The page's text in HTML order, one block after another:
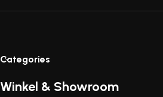
liefhebbers van kwaliteit en
meubelmakers die elegantie,
Categories
Winkel & Showroom